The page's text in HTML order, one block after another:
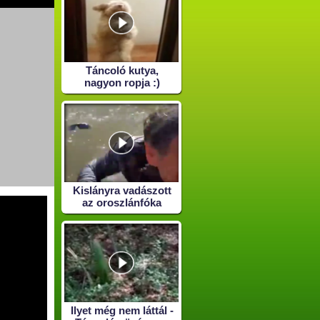
Táncoló kutya,
nagyon ropja :)
Kislányra vadászott
az oroszlánfóka
Ilyet még nem láttál -